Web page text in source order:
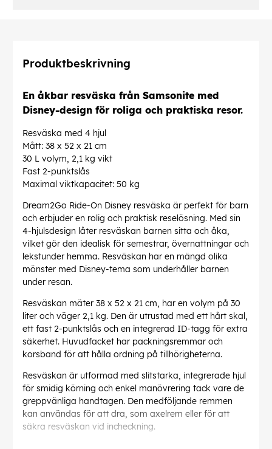
Produktbeskrivning
En åkbar resväska från Samsonite med
Disney-design för roliga och praktiska resor.
Resväska med 4 hjul
Mått: 38 x 52 x 21 cm
30 L volym, 2,1 kg vikt
Fast 2-punktslås
Maximal viktkapacitet: 50 kg
Dream2Go Ride-On Disney resväska är perfekt för barn
och erbjuder en rolig och praktisk reselösning. Med sin
4-hjulsdesign låter resväskan barnen sitta och åka,
vilket gör den idealisk för semestrar, övernattningar och
lekstunder hemma. Resväskan har en mängd olika
mönster med Disney-tema som underhåller barnen
under resan.
Resväskan mäter 38 x 52 x 21 cm, har en volym på 30
liter och väger 2,1 kg. Den är utrustad med ett hårt skal,
ett fast 2-punktslås och en integrerad ID-tagg för extra
säkerhet. Huvudfacket har packningsremmar och
korsband för att hålla ordning på tillhörigheterna.
Resväskan är utformad med slitstarka, integrerade hjul
för smidig körning och enkel manövrering tack vare de
greppvänliga handtagen. Den medföljande remmen
kan användas för att dra, som axelrem eller för att
säkra resväskan vid incheckning.